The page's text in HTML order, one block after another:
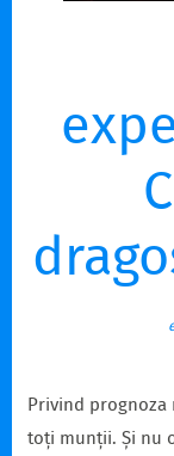
Privind
toți munții. Și nu